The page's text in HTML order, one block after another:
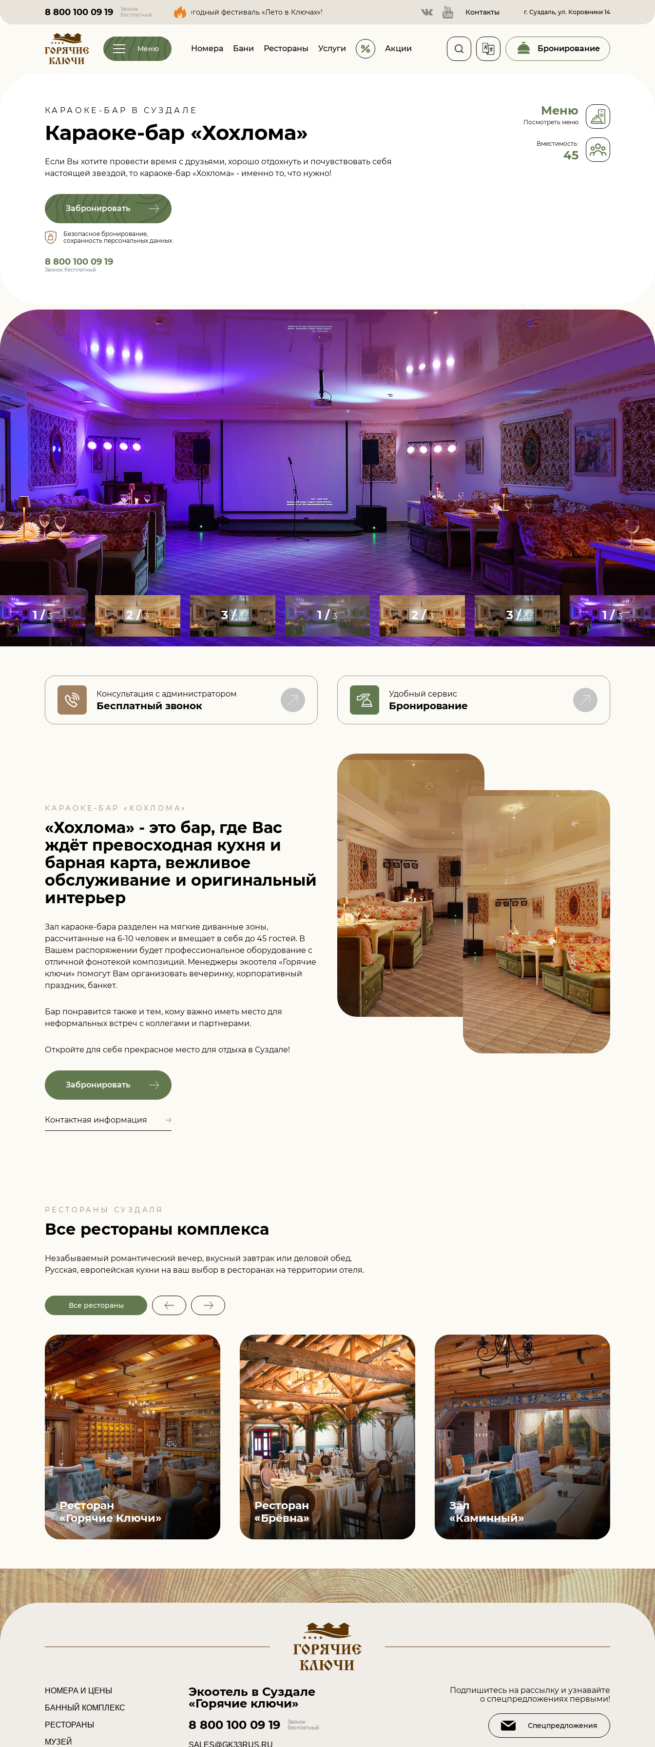
8 800 100 09 19
Звонок
бесплатный
8 Августа - Яркий ежегодный фестиваль «Лето в Ключах»! г. Суздаль, ул. Коровники 14
Контакты
Меню Номера Бани Рестораны Услуги Акции Бронирование
КАРАОКЕ-БАР В СУЗДАЛЕ
Караоке-бар «Хохлома»
Если Вы хотите провести время с друзьями, хорошо отдохнуть и почувствовать себя
настоящей звездой, то караоке-бар «Хохлома» - именно то, что нужно!
Забронировать
Безопасное бронирование,
сохранность персональных данных.
8 800 100 09 19
Звонок бесплатный
Меню
Посмотреть меню
Вместимость:
45
1 /3 2 /3 3 /3 1 /3 2 /3 3 /3 1 /3
Консультация с администратором
Бесплатный звонок
Удобный сервис
Бронирование
КАРАОКЕ-БАР «ХОХЛОМА»
«Хохлома» - это бар, где Вас
ждёт превосходная кухня и
барная карта, вежливое
обслуживание и оригинальный
интерьер
Зал караоке-бара разделен на мягкие диванные зоны,
рассчитанные на 6-10 человек и вмещает в себя до 45 гостей. В
Вашем распоряжении будет профессиональное оборудование с
отличной фонотекой композиций. Менеджеры экоотеля «Горячие
ключи» помогут Вам организовать вечеринку, корпоративный
праздник, банкет.
Бар понравится также и тем, кому важно иметь место для
неформальных встреч с коллегами и партнерами.
Откройте для себя прекрасное место для отдыха в Суздале!
Забронировать
Контактная информация
РЕСТОРАНЫ СУЗДАЛЯ
Все рестораны комплекса
Незабываемый романтический вечер, вкусный завтрак или деловой обед.
Русская, европейская кухни на ваш выбор в ресторанах на территории отеля.
Все рестораны
Ресторан
«Горячие Ключи»
Ресторан
«Брёвна»
Зал
«Каминный»
НОМЕРА И ЦЕНЫ
БАННЫЙ КОМПЛЕКС
РЕСТОРАНЫ
МУЗЕЙ
Экоотель в Суздале
«Горячие ключи»
8 800 100 09 19
Звонок
бесплатный
SALES@GK33RUS.RU
Подпишитесь на рассылку и узнавайте
о спецпредложениях первыми!
Спецпредложения